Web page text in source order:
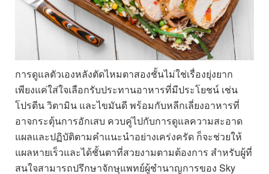
การดูแลตัวเองหลังตัดไหมตาสองชั้นไม่ใช่เรื่องยุ่งยาก
เพียงแค่ใส่ใจเลือกรับประทานอาหารที่มีประโยชน์ เช่น
โปรตีน วิตามิน และไขมันดี พร้อมกับหลีกเลี่ยงอาหารที่
อาจกระตุ้นการอักเสบ ควบคู่ไปกับการดูแลความสะอาด
แผลและปฏิบัติตามคำแนะนำอย่างเคร่งครัด ก็จะช่วยให้
แผลหายเร็วและได้ชั้นตาที่สวยงามตามต้องการ สำหรับผู้ที่
สนใจสามารถปรึกษาจักษุแพทย์ผู้ชำนาญการของ Sky